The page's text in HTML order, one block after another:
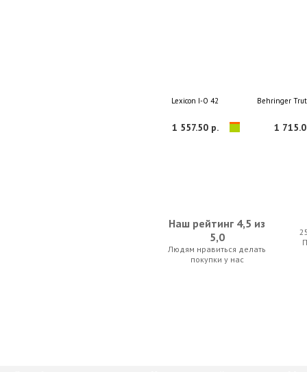
Lexicon I-O 42
1 557.50 р.
Behringer
1
PreSonus AudioBox iTwo Behringer U-
Наш рейтинг 4,5 из
5,0
Людям нравиться делать
покупки у нас